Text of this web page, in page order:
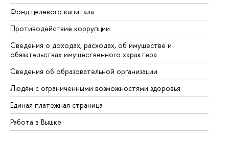
Фонд целевого капитала
Противодействие коррупции
Сведения о доходах, расходах, об имуществе и
обязательствах имущественного характера
Сведения об образовательной организации
Людям с ограниченными возможностями здоровья
Единая платежная страница
Работа в Вышке